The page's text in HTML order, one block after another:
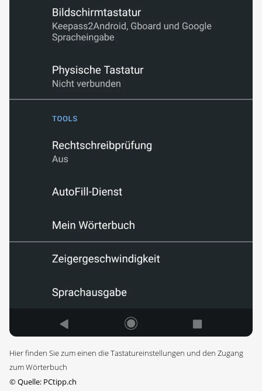
Hier finden Sie zum einen die Tastatureinstellungen und den Zugang
zum Wörterbuch
©Quelle: PCtipp.ch